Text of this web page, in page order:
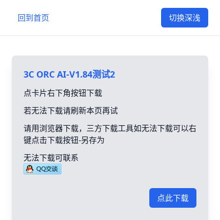
回到首页 切换深浅
3C ORC AI-V1.84测试2
点卡片右下角按钮下载
若无法下载请刷新本页再试
请用浏览器下载，三方下载工具如无法下载可以右
键点击下载按钮-另存为
无法下载可联系
点此下载